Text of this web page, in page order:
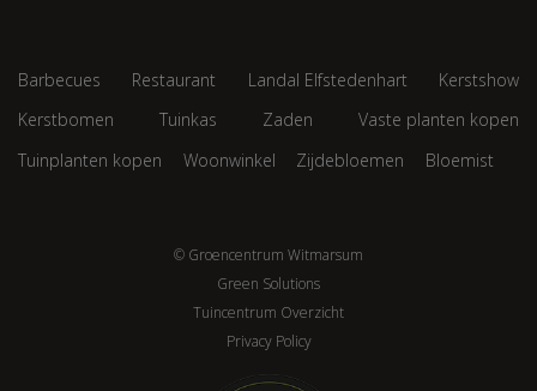
Barbecues Restaurant Landal Elfstedenhart
Kerstshow
Kerstbomen
Tuinkas Zaden
Vaste planten kopen
Tuinplanten kopen
Woonwinkel Zijdebloemen Bloemist
© Groencentrum Witmarsum
Green Solutions
Tuincentrum Overzicht
Privacy Policy